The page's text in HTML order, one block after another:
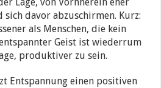
Lage, von Vornherein eher
sich davor abzuschirmen. Kurz:
als Menschen, die kein
Geist ist wiederrum
produktiver zu sein.
Entspannung einen positiven